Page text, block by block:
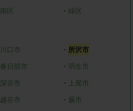
南区 ・ 緑区
川口市 ・ 所沢市
春日部市 ・羽生市
深谷市 ・ 上尾市
越谷市 ・ 蕨市